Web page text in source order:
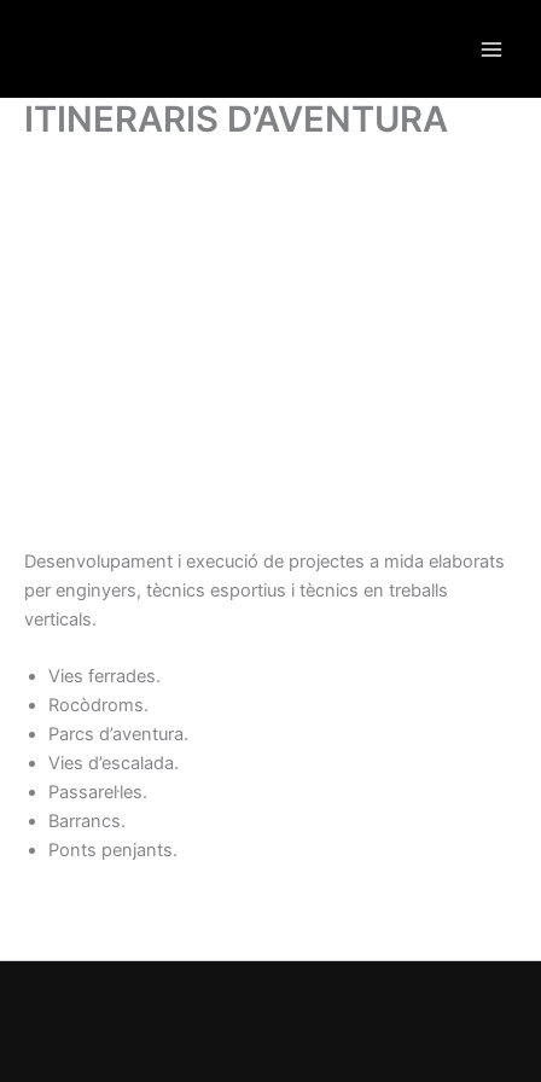
ITINERARIS D’AVENTURA
Desenvolupament i execució de projectes a mida elaborats
per enginyers, tècnics esportius i tècnics en treballs
verticals.
Vies ferrades.
Rocòdroms.
Parcs d’aventura.
Vies d’escalada.
Passarel·les.
Barrancs.
Ponts penjants.